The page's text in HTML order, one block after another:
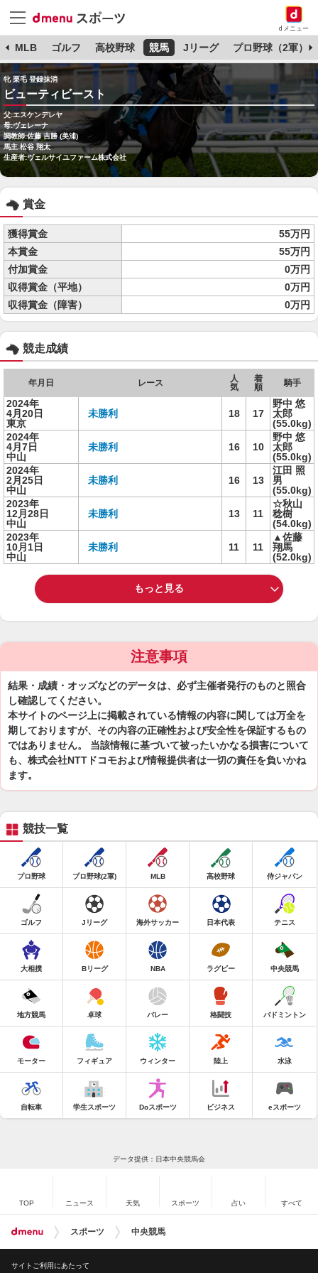
dメニュー
MLB ゴルフ 高校野球 競馬 Jリーグ プロ野球（2軍）
牝 栗毛 登録抹消
ビューティビースト
父:エスケンデレヤ
母:ヴェレーナ
調教師:佐藤 吉勝 (美浦)
馬主:松谷 翔太
生産者:ヴェルサイユファーム株式会社
賞金
獲得賞金
55万円
本賞金
55万円
付加賞金
0万円
収得賞金（平地）
0万円
収得賞金（障害）
0万円
競走成績
年月日 レース
人
気
着
順
騎手
2024年
4月20日
東京
未勝利 18 17
野中 悠
太郎
(55.0kg)
2024年
4月7日
中山
未勝利 16 10
野中 悠
太郎
(55.0kg)
2024年
2月25日
中山
未勝利 16 13
江田 照
男
(55.0kg)
2023年
12月28日
中山
未勝利 13 11
☆秋山
稔樹
(54.0kg)
2023年
10月1日
中山
未勝利 11 11
▲佐藤
翔馬
(52.0kg)
もっと見る
注意事項
結果・成績・オッズなどのデータは、必ず主催者発行のものと照合
し確認してください。
本サイトのページ上に掲載されている情報の内容に関しては万全を
期しておりますが、その内容の正確性および安全性を保証するもの
ではありません。 当該情報に基づいて被ったいかなる損害について
も、株式会社NTTドコモおよび情報提供者は一切の責任を負いかね
ます。
競技一覧
プロ野球 プロ野球(2軍) MLB 高校野球 侍ジャパン
ゴルフ Jリーグ 海外サッカー 日本代表 テニス
大相撲 Bリーグ NBA ラグビー 中央競馬
地方競馬 卓球 バレー 格闘技 バドミントン
モーター フィギュア ウィンター 陸上 水泳
自転車 学生スポーツ Doスポーツ ビジネス eスポーツ
データ提供：日本中央競馬会
TOP ニュース 天気 スポーツ 占い すべて
スポーツ 中央競馬
サイトご利用にあたって